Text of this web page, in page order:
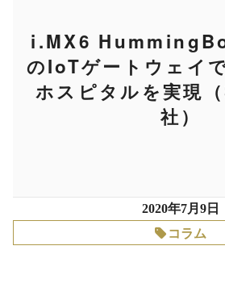
i.MX6
のIoTゲートウェイ
ホスピタルを実現
社）
2020年7月9日
コラム